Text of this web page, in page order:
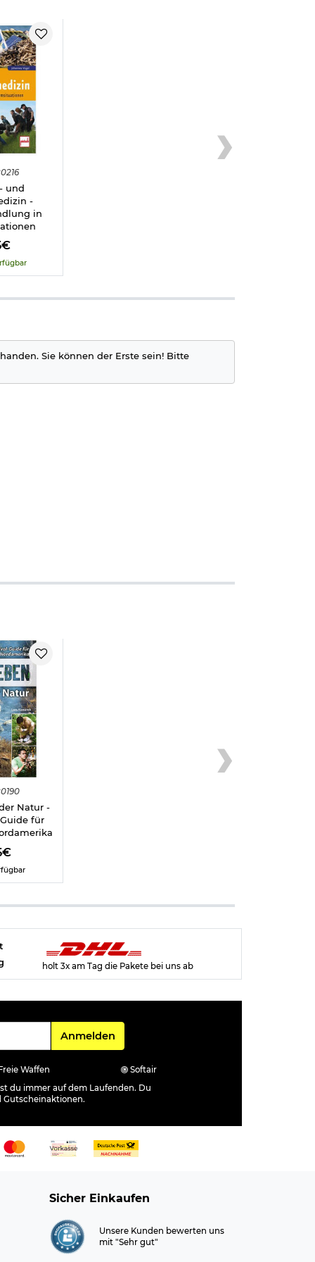
und
-
in
Sie können der Erste sein! Bitte
Natur -
für
holt 3x am Tag die Pakete bei uns ab
Für den Newsletter
Anmelden
Waffen
Softair
du immer auf dem Laufenden. Du
Sicher Einkaufen
Unsere Kunden bewerten uns
mit "Sehr gut"